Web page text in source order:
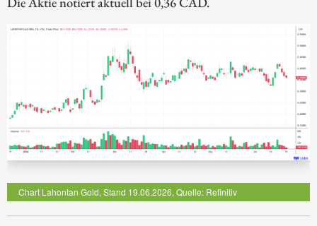
Chart Lahontan Gold, Stand 19.06.2026, Quelle: Refinitiv